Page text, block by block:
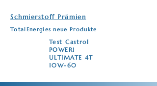
Schmierstoff Prämien
TotalEnergies neue Produkte
Test Castrol
POWER1
ULTIMATE 4T
10W-60